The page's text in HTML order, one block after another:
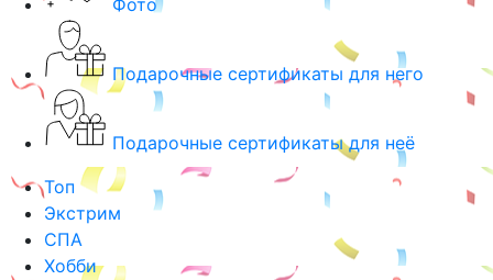
Фото
Подарочные сертификаты для него
Подарочные сертификаты для неё
Топ
Экстрим
СПА
Хобби